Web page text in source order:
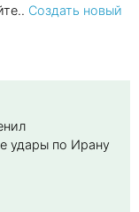
Создать новый
удары по Ирану